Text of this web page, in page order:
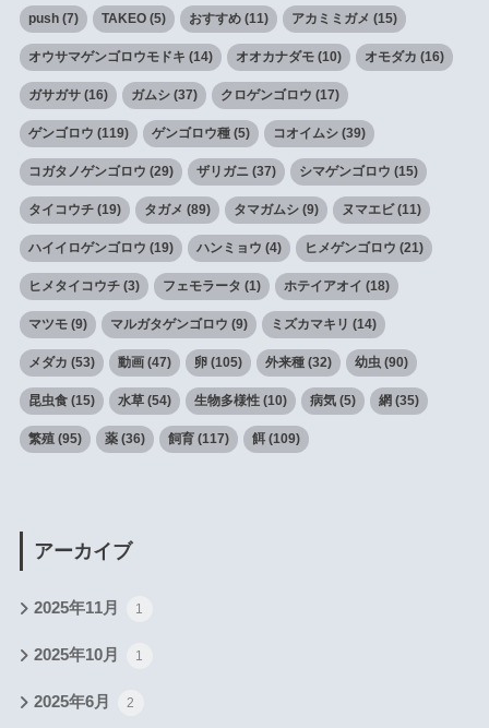
push(7) TAKEO(5) おすすめ(11) アカミミガメ (15)
オウサマゲンゴロウモドキ (14) オオカナダモ(10) オモダカ (16)
ガサガサ(16) ガムシ(37) クロゲンゴロウ (17)
ゲンゴロウ (119) ゲンゴロウ種(5) コオイムシ(39)
コガタノゲンゴロウ (29) ザリガニ(37) シマゲンゴロウ (15)
タイコウチ(19) タガメ (89) タマガムシ(9) ヌマエビ(11)
ハイイロゲンゴロウ (19) ハンミョウ (4) ヒメゲンゴロウ (21)
ヒメタイコウチ(3) フェモラータ (1) ホテイアオイ (18)
マツモ(9) マルガタゲンゴロウ (9) ミズカマキリ (14)
メダカ (53) 動画(47) 卵(105) 外来種(32) 幼虫(90)
昆虫食(15) 水草(54) 生物多様性(10) 病気(5) 網 (35)
繁殖(95) 薬(36) 飼育(117) 餌(109)
アーカイブ
2025年11月 1
2025年10月 1
2025年6月 2